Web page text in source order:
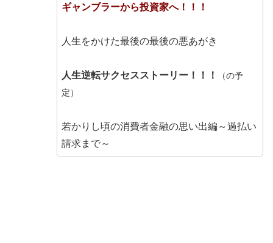
ギャンブラーから投資家へ！！！
人生をかけた最後の最後の悪あがき
人生逆転サクセスストーリー！！！
（の予
定）
若かりし頃の消費者金融の思い出編～過払い
請求まで～